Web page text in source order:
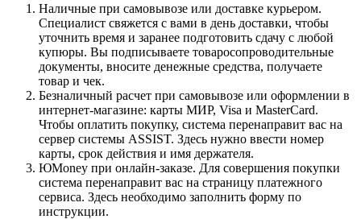
Наличные при самовывозе или доставке курьером.
Специалист свяжется с вами в день доставки, чтобы
уточнить время и заранее подготовить сдачу с любой
купюры. Вы подписываете товаросопроводительные
документы, вносите денежные средства, получаете
товар и чек.
Безналичный расчет при самовывозе или оформлении в
интернет-магазине: карты МИР, Visa и MasterCard.
Чтобы оплатить покупку, система перенаправит вас на
сервер системы ASSIST. Здесь нужно ввести номер
карты, срок действия и имя держателя.
ЮMoney при онлайн-заказе. Для совершения покупки
система перенаправит вас на страницу платежного
сервиса. Здесь необходимо заполнить форму по
инструкции.